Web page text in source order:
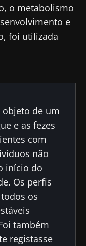
o metabolismo
e
foi utilizada
de um
e as fezes
com
não
início do
Os perfis
os
também
registasse